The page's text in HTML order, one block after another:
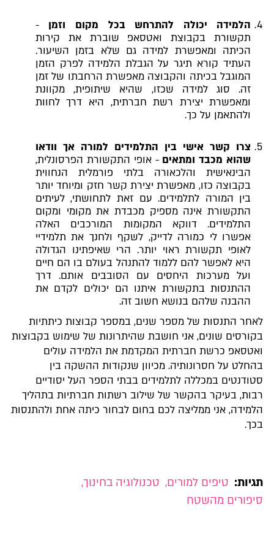
הלמידה יכולה להתרחש בכל מקום וזמן -
תקשורת בקבוצת ואטסאפ שוברת את קירות
הכיתה ומאפשרת למידה גם שלא בזמן השיעור.
העתיד קורא תיגר על הגבלת הלמידה לפרק הזמן
המוגבל בכיתה והקבוצה מאפשרת הרחבתו של זמן
זה. סוג למידה שכזו, שהיא שיתופית, מקוונת
ומאפשרת יצירת רשת חברתית, היא דרך לחוות
ולהתאמן על כך.
צרו קשר אישי בין התלמידים למורה אך וודאו
שהוא מכבד ומתאים - אופי התקשורת הפרסונלית,
הבינאישית והלכאורה בלתי פורמלית הנחווית
בקבוצה כזו, מאפשרת יצירת קשר חזק ומיוחד יותר
בין המורה לתלמידים. עם זאת לתחושתי, לעיתים
התקשורת אינה מספיק מכבדת את מקומי ומקום
התלמידים. דווקא המקומות המורכבים האלה
אפשרו לי כמורה לדייק, לשקף ולחנך את תלמידיי
לאופי תקשורת ראוי יותר. הרי שאיפתינו הגדולה
היא לאפשר להם ללמוד להתנהל בעולם בו הם חיים
ועל מערכות היחסים עם הסובבים אותם. דרך
ההתנסות בתקשורת איתנו הם יכולים לקדם את
ההבנה שלהם בנושא חשוב זה.
לאחר התנסות של מספר שנים, במספר קבוצות כיתתיות
בקורסים שונים, אני חושבת שהיתרונות של שימוש בקבוצות
ואטסאפ כרשת חברתית המקדמת את הלמידה עולים
בהחלט על חסרונותיה. מכיוון שנקודות ההשקה בין
סטודנטים במכללה לתלמידים בבתי הספר העל יסודיים
רבות, בעיקר בהקשר של שילוב רשתות חברתיות בתהליך
הלמידה, אני ממליצה לכם בחום לבחור כיתה אחת ולהתנסות
בכך.
תגיות: טיפים למורים, טכנולוגיה בחינוך,
סיפורים מהשטח